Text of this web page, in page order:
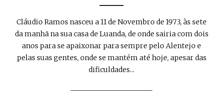
Cláudio Ramos nasceu a 11 de Novembro de 1973, às sete
da manhã na sua casa de Luanda, de onde sairia com dois
anos para se apaixonar para sempre pelo Alentejo e
pelas suas gentes, onde se mantém até hoje, apesar das
dificuldades...